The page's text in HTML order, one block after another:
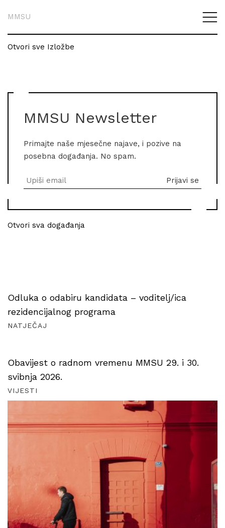
MMSU
Otvori sve Izložbe
MMSU Newsletter
Primajte naše mjesečne najave, i pozive na
posebna događanja. No spam.
Otvori sva događanja
Odluka o odabiru kandidata – voditelj/ica
rezidencijalnog programa
NATJEČAJ
Obavijest o radnom vremenu MMSU 29. i 30.
svibnja 2026.
VIJESTI